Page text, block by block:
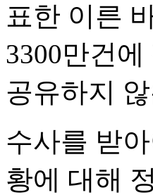
표한 이른
3300만건
공유하지
수사를 받
황에 대해